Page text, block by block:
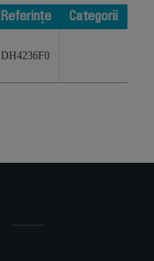
Referințe
Categorii
DH4236F0